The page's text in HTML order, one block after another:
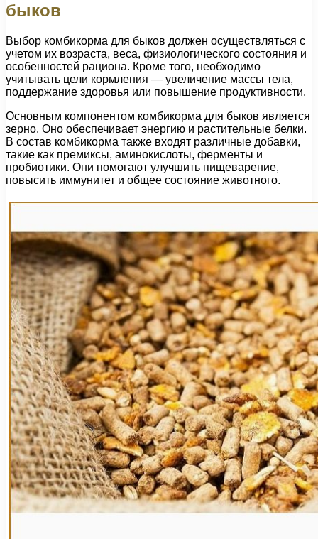
быков
Выбор комбикорма для быков должен осуществляться с
учетом их возраста, веса, физиологического состояния и
особенностей рациона. Кроме того, необходимо
учитывать цели кормления — увеличение массы тела,
поддержание здоровья или повышение продуктивности.
Основным компонентом комбикорма для быков является
зерно. Оно обеспечивает энергию и растительные белки.
В состав комбикорма также входят различные добавки,
такие как премиксы, аминокислоты, ферменты и
пробиотики. Они помогают улучшить пищеварение,
повысить иммунитет и общее состояние животного.